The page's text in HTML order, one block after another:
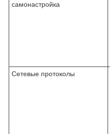
самонастройка
Сетевые протоколы